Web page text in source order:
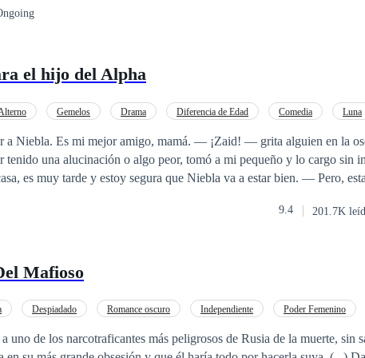
que nem tudo são flores quando descobre que forças externas tem
el hijo del Alpha
Gemelos Drama Diferencia de Edad Comedia Luna
a Niebla. Es mi mejor amigo, mamá. — ¡Zaid! — grita alguien en la
tenido una alucinación o algo peor, tomó a mi pequeño y lo cargo sin
es muy tarde y estoy segura que Niebla va a estar bien. — Pero,
— grita mi pequeño mientras intenta bajarse de mis brazos. El
y gira hasta que se convierte en un pequeño niño. — ¡Mamá! — grita mi
el rostro de mi pequeño. — Mamá… — Estaremos bien, cariño. —
me sonríe. — ¿Quién eres? — pregunto angustiada. — Te dije que
9.4 201.7K
Mafioso
Despiadado Romance oscuro Independiente
Poder Femenino
uno de los narcotraficantes más peligrosos de Rusia de la muerte, sin